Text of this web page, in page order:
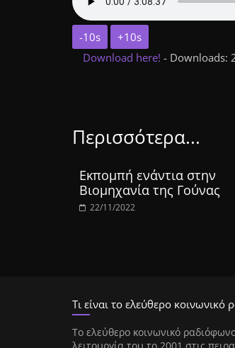
-10s
+10s
Download here! - Downloads:
Περισσότερα...
Εκπομπή ενάντια στην
Βιομηχανία της Γούνας
22/11/2022
Τι είναι το ελεύθερο
Tο ελεύθερο κοινωνικό